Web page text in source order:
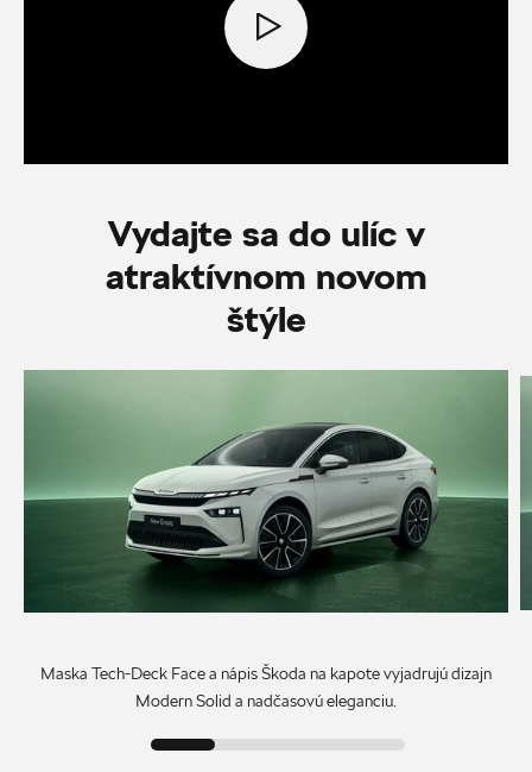
Vydajte sa do ulíc v
atraktívnom novom
štýle
Maska Tech-Deck Face a nápis Škoda na kapote vyjadrujú dizajn
Modern Solid a nadčasovú eleganciu.